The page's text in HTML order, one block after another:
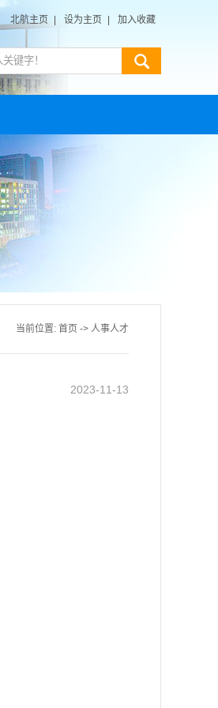
北航主页 设为主页 加入收藏
当前位置: 首页 -> 人事人才
2023-11-13